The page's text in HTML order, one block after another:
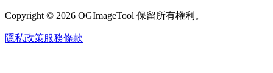
Copyright © 2026 OGImageTool 保留所有權利。
隱私政策服務條款